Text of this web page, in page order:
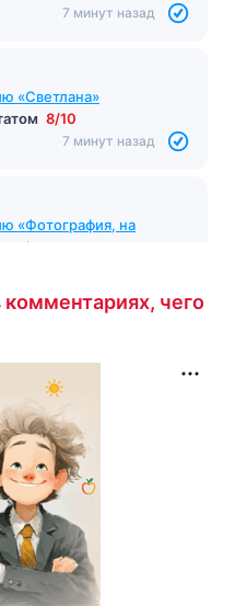
7 минут назад
«Светлана»
8/10
7 минут назад
«Фотография, на
чего